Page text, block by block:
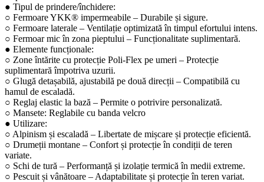
● Tipul de prindere/închidere:
○ Fermoare YKK® impermeabile – Durabile și sigure.
○ Fermoare laterale – Ventilație optimizată în timpul efortului intens.
○ Fermoar mic în zona pieptului – Funcționalitate suplimentară.
● Elemente funcționale:
○ Zone întărite cu protecție Poli-Flex pe umeri – Protecție
suplimentară împotriva uzurii.
○ Glugă detașabilă, ajustabilă pe două direcții – Compatibilă cu
hamul de escaladă.
○ Reglaj elastic la bază – Permite o potrivire personalizată.
○ Mansete: Reglabile cu banda velcro
● Utilizare:
○ Alpinism și escaladă – Libertate de mișcare și protecție eficientă.
○ Drumeții montane – Confort și protecție în condiții de teren
variate.
○ Schi de tură – Performanță și izolație termică în medii extreme.
○ Pescuit și vânătoare – Adaptabilitate și protecție în teren variat.